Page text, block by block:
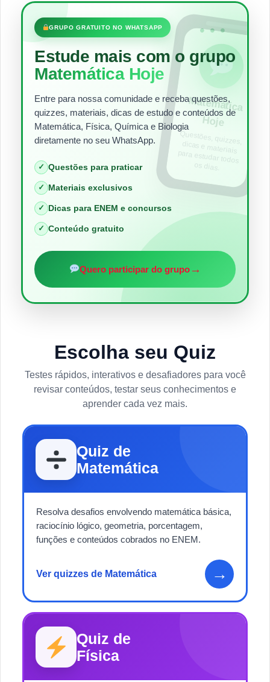
•••
GRUPO GRATUITO NO WHATSAPP
Estude mais com o grupo
Matemática Hoje
Entre para nossa comunidade e receba questões,
quizzes, materiais, dicas de estudo e conteúdos de
Matemática, Física, Química e Biologia
diretamente no seu WhatsApp.
✓ Questões para praticar
✓ Materiais exclusivos
✓ Dicas para ENEM e concursos
✓ Conteúdo gratuito
Quero participar do grupo→
Matem
ática
Hoje
Questões, quizzes,
dicas e materiais
para estudar todos
os dias.
Escolha seu Quiz
Testes rápidos, interativos e desafiadores para você
revisar conteúdos, testar seus conhecimentos e
aprender cada vez mais.
Quiz de
Matemática
Resolva desafios envolvendo matemática básica,
raciocínio lógico, geometria, porcentagem,
funções e conteúdos cobrados no ENEM.
Ver quizzes de Matemática →
Quiz de
Física